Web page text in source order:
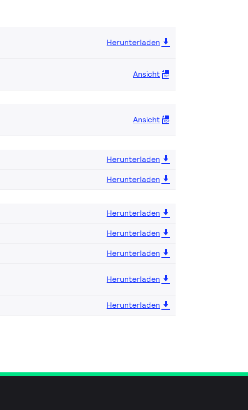
Herunterladen
Ansicht
Ansicht
Herunterladen
Herunterladen
Herunterladen
Herunterladen
Herunterladen
Herunterladen
Herunterladen